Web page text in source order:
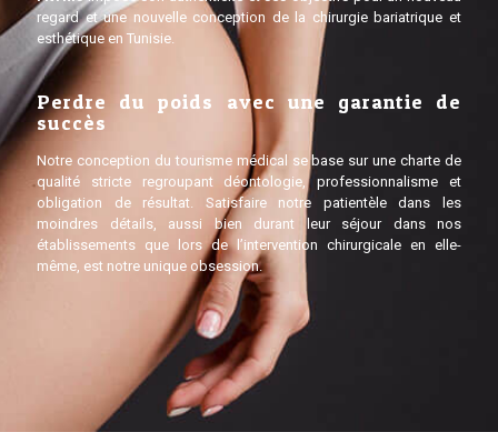
regard et une nouvelle conception de la chirurgie bariatrique et
esthétique en Tunisie.
Perdre du poids avec une garantie de
succès
Notre conception du tourisme médical se base sur une charte de
qualité stricte regroupant déontologie, professionnalisme et
obligation de résultat. Satisfaire notre patientèle dans les
moindres détails, aussi bien durant leur séjour dans nos
établissements que lors de l’intervention chirurgicale en elle-
même, est notre unique obsession.